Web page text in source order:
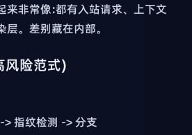
来非常像:都有入站请求、上下文
。差别藏在内部。
险范式)
指纹检测 -> 分支